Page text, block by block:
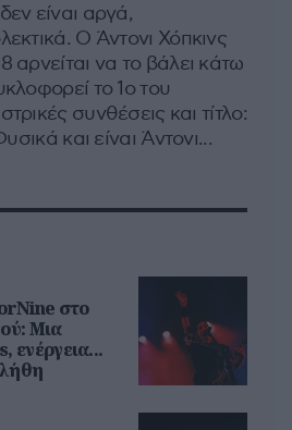
είναι αργά,
Ο Άντονι Χόπκινς
αρνείται να το βάλει κάτω
το 1ο του
συνθέσεις και τίτλο:
και είναι Άντονι...
στο
Μια
ενέργεια...